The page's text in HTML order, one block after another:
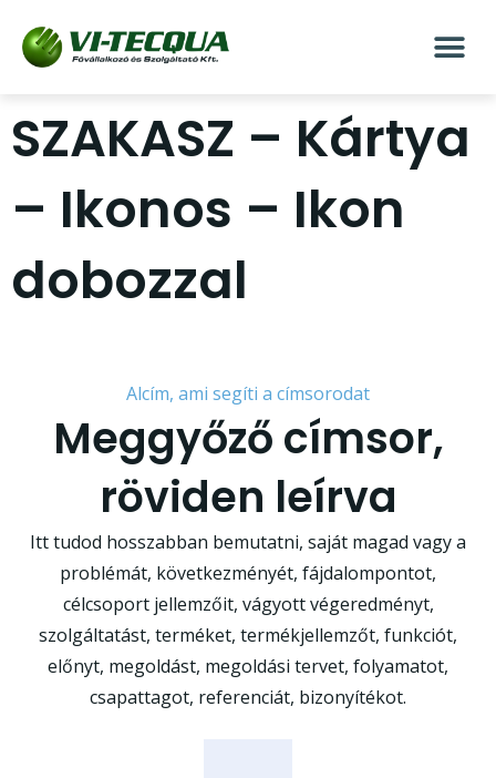
SZAKASZ – Kártya
– Ikonos – Ikon
dobozzal
Alcím, ami segíti a címsorodat
Meggyőző címsor,
röviden leírva
Itt tudod hosszabban bemutatni, saját magad vagy a
problémát, következményét, fájdalompontot,
célcsoport jellemzőit, vágyott végeredményt,
szolgáltatást, terméket, termékjellemzőt, funkciót,
előnyt, megoldást, megoldási tervet, folyamatot,
csapattagot, referenciát, bizonyítékot.